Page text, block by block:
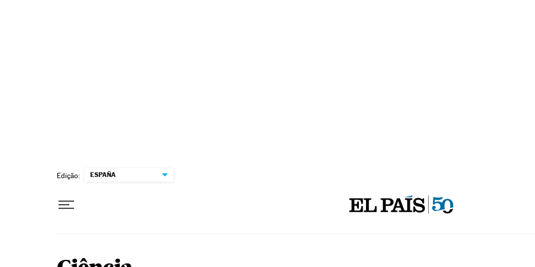
Edição: ESPAÑA